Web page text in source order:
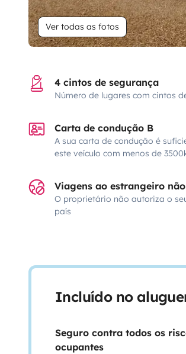
Ver todas as fotos
4 cintos de segurança
Número de lugares com cintos
Carta de condução B
A sua carta de condução é
este veículo com menos de
Viagens ao estrangeiro
O proprietário não autoriza o
país
Incluído no
Seguro contra todos os
ocupantes